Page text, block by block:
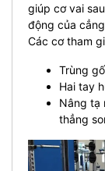
giúp cơ vai
động của
Các cơ tham
Trùng
Hai tay
Nâng tạ
thẳng